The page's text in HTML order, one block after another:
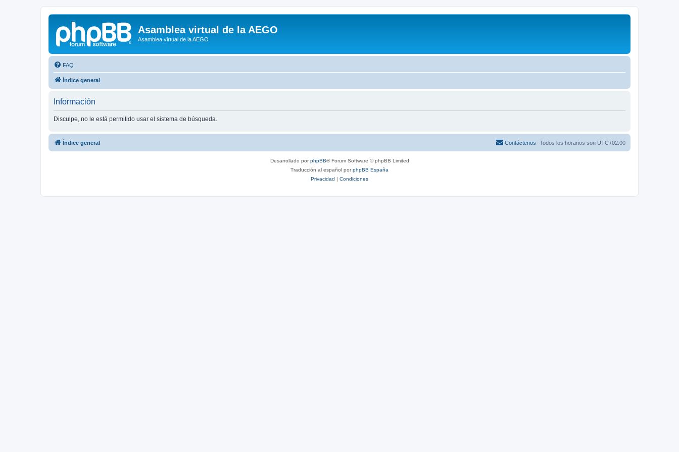
Asamblea virtual de la AEGO
Asamblea virtual de la AEGO
FAQ
Índice general
Información
Disculpe, no le está permitido usar el sistema de búsqueda.
Índice general Todos los horarios son UTC+02:00
Contáctenos
Desarrollado porphpBB® Forum Software © phpBB Limited
Traducción al español porphpBB España
Privacidad | Condiciones